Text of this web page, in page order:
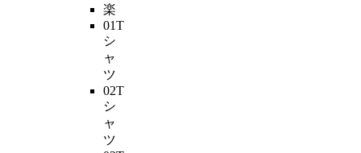
楽
01T
シ
ャ
ツ
02T
シ
ャ
ツ